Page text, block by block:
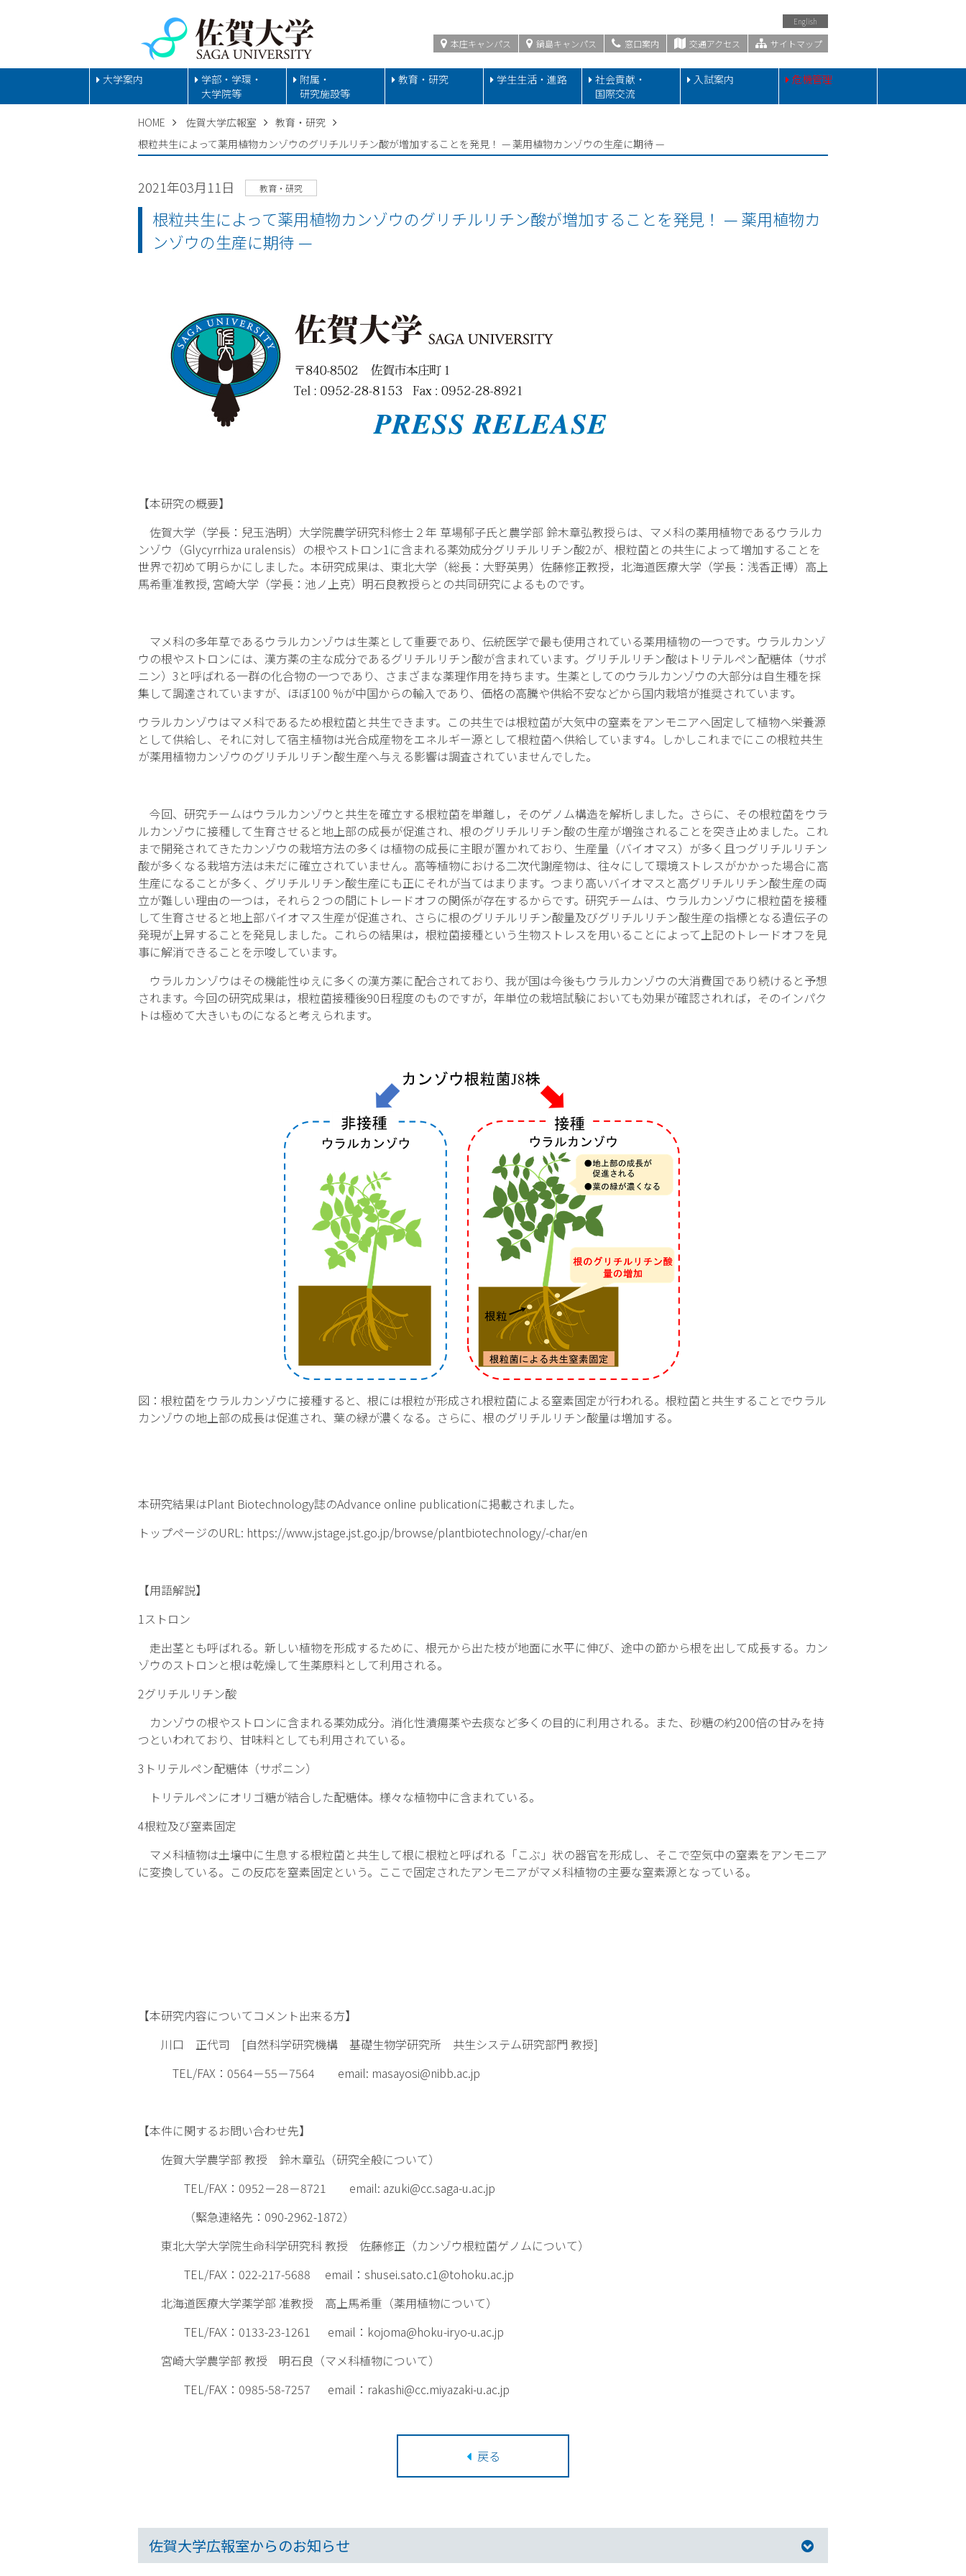
English
本庄キャンパス 鍋島キャンパス 窓口案内 交通アクセス サイトマップ
大学案内
学部・学環・
大学院等
附属・
研究施設等
教育・研究 学生生活・進路
社会貢献・
国際交流
入試案内 危機管理
HOME 佐賀大学広報室
教育・研究
根粒共生によって薬用植物カンゾウのグリチルリチン酸が増加することを発見！ — 薬用植物カンゾウの生産に期待 —
2021年03月11日 教育・研究
根粒共生によって薬用植物カンゾウのグリチルリチン酸が増加することを発見！ — 薬用植物カ
ンゾウの生産に期待 —
【本研究の概要】
佐賀大学（学長：兒玉浩明）大学院農学研究科修士２年 草場郁子氏と農学部 鈴木章弘教授らは、マメ科の薬用植物であるウラルカ
ンゾウ（Glycyrrhiza uralensis）の根やストロン1に含まれる薬効成分グリチルリチン酸2が、根粒菌との共生によって増加することを
世界で初めて明らかにしました。本研究成果は、東北大学（総長：大野英男）佐藤修正教授，北海道医療大学（学長：浅香正博）高上
馬希重准教授, 宮崎大学（学長：池ノ上克）明石良教授らとの共同研究によるものです。
マメ科の多年草であるウラルカンゾウは生薬として重要であり、伝統医学で最も使用されている薬用植物の一つです。ウラルカンゾ
ウの根やストロンには、漢方薬の主な成分であるグリチルリチン酸が含まれています。グリチルリチン酸はトリテルペン配糖体（サポ
ニン） 3 と呼ばれる一群の化合物の一つであり、さまざまな薬理作用を持ちます。生薬としてのウラルカンゾウの大部分は自生種を採
集して調達されていますが、ほぼ100 %が中国からの輸入であり、価格の高騰や供給不安などから国内栽培が推奨されています。
ウラルカンゾウはマメ科であるため根粒菌と共生できます。この共生では根粒菌が大気中の窒素をアンモニアへ固定して植物へ栄養源
として供給し、それに対して宿主植物は光合成産物をエネルギー源として根粒菌へ供給しています4。しかしこれまでにこの根粒共生
が薬用植物カンゾウのグリチルリチン酸生産へ与える影響は調査されていませんでした。
今回、研究チームはウラルカンゾウと共生を確立する根粒菌を単離し，そのゲノム構造を解析しました。さらに、その根粒菌をウラ
ルカンゾウに接種して生育させると地上部の成長が促進され、根のグリチルリチン酸の生産が増強されることを突き止めました。これ
まで開発されてきたカンゾウの栽培方法の多くは植物の成長に主眼が置かれており、生産量（バイオマス）が多く且つグリチルリチン
酸が多くなる栽培方法は未だに確立されていません。高等植物における二次代謝産物は、往々にして環境ストレスがかかった場合に高
生産になることが多く、グリチルリチン酸生産にも正にそれが当てはまります。つまり高いバイオマスと高グリチルリチン酸生産の両
立が難しい理由の一つは，それら２つの間にトレードオフの関係が存在するからです。研究チームは、ウラルカンゾウに根粒菌を接種
して生育させると地上部バイオマス生産が促進され、さらに根のグリチルリチン酸量及びグリチルリチン酸生産の指標となる遺伝子の
発現が上昇することを発見しました。これらの結果は，根粒菌接種という生物ストレスを用いることによって上記のトレードオフを見
事に解消できることを示唆しています。
ウラルカンゾウはその機能性ゆえに多くの漢方薬に配合されており、我が国は今後もウラルカンゾウの大消費国であり続けると予想
されます。今回の研究成果は，根粒菌接種後90日程度のものですが，年単位の栽培試験においても効果が確認されれば，そのインパク
トは極めて大きいものになると考えられます。
図：根粒菌をウラルカンゾウに接種すると、根には根粒が形成され根粒菌による窒素固定が行われる。根粒菌と共生することでウラル
カンゾウの地上部の成長は促進され、葉の緑が濃くなる。さらに、根のグリチルリチン酸量は増加する。
本研究結果はPlant Biotechnology誌のAdvance online publicationに掲載されました。
トップページのURL: https://www.jstage.jst.go.jp/browse/plantbiotechnology/-char/en
【用語解説】
1 ストロン
走出茎とも呼ばれる。新しい植物を形成するために、根元から出た枝が地面に水平に伸び、途中の節から根を出して成長する。カン
ゾウのストロンと根は乾燥して生薬原料として利用される。
2グリチルリチン酸
カンゾウの根やストロンに含まれる薬効成分。消化性潰瘍薬や去痰など多くの目的に利用される。また、砂糖の約200倍の甘みを持
つといわれており、甘味料としても利用されている。
3 トリテルペン配糖体（サポニン）
トリテルペンにオリゴ糖が結合した配糖体。様々な植物中に含まれている。
4根粒及び窒素固定
マメ科植物は土壌中に生息する根粒菌と共生して根に根粒と呼ばれる「こぶ」状の器官を形成し、そこで空気中の窒素をアンモニア
に変換している。この反応を窒素固定という。ここで固定されたアンモニアがマメ科植物の主要な窒素源となっている。
【本研究内容についてコメント出来る方】
川口 正代司 [自然科学研究機構 基礎生物学研究所 共生システム研究部門 教授]
TEL/FAX：0564－55－7564 email: masayosi@nibb.ac.jp
【本件に関するお問い合わせ先】
佐賀大学農学部 教授 鈴木章弘（研究全般について）
TEL/FAX：0952－28－8721 email: azuki@cc.saga-u.ac.jp
（緊急連絡先：090-2962-1872）
東北大学大学院生命科学研究科 教授 佐藤修正（カンゾウ根粒菌ゲノムについて）
TEL/FAX：022-217-5688 email： shusei.sato.c1@tohoku.ac.jp
北海道医療大学薬学部 准教授 高上馬希重（薬用植物について）
TEL/FAX：0133-23-1261 email：kojoma@hoku-iryo-u.ac.jp
宮崎大学農学部 教授 明石良（マメ科植物について）
TEL/FAX：0985-58-7257 email：rakashi@cc.miyazaki-u.ac.jp
戻る
佐賀大学広報室からのお知らせ